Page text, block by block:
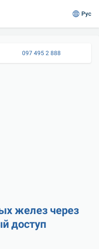
Рус
097 495 2 888
желез через
доступ